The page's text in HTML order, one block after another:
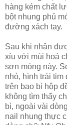
hàng kém chất
bột nhung phủ
đường xách tay.
Sau khi nhận
xỉu với mùi hoá
sơn móng này.
nhỏ, hình trái
trên bao bì hộp
không tìm thấy
bì, ngoài vài
nail nhung thực